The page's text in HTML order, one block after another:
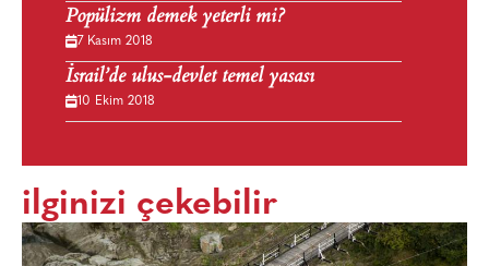
Popülizm demek yeterli mi?
7 Kasım 2018
İsrail’de ulus-devlet temel yasası
10 Ekim 2018
ilginizi çekebilir